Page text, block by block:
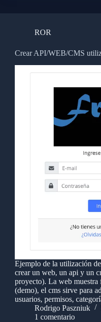
ROR
Crear API/WEB/CMS
Ejemplo de la utilización
crear un web, un api y un
proyecto). La web muestra
(demo), el cms sirve para
usuarios, permisos,
Rodrigo Paszniuk
1 comentario